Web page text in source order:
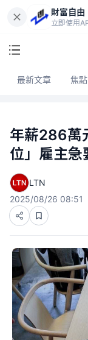
財富自由
立即使用
最新文章 焦點
年薪286萬
位」雇主急
LTN
2025/08/26 08:51